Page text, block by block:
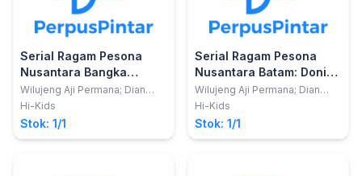
Serial Ragam Pesona
Nusantara Bangka
Belitung: Aku Suka Oleh-
oleh dari Bangka Belitung
Wilujeng Aji Permana; Dian
Mardianto
Hi-Kids
Stok: 1/1
Serial Ragam Pesona
Nusantara Batam: Doni
dan Megawisata Ocarina
Batam
Wilujeng Aji Permana; Dian
Mardianto
Hi-Kids
Stok: 1/1